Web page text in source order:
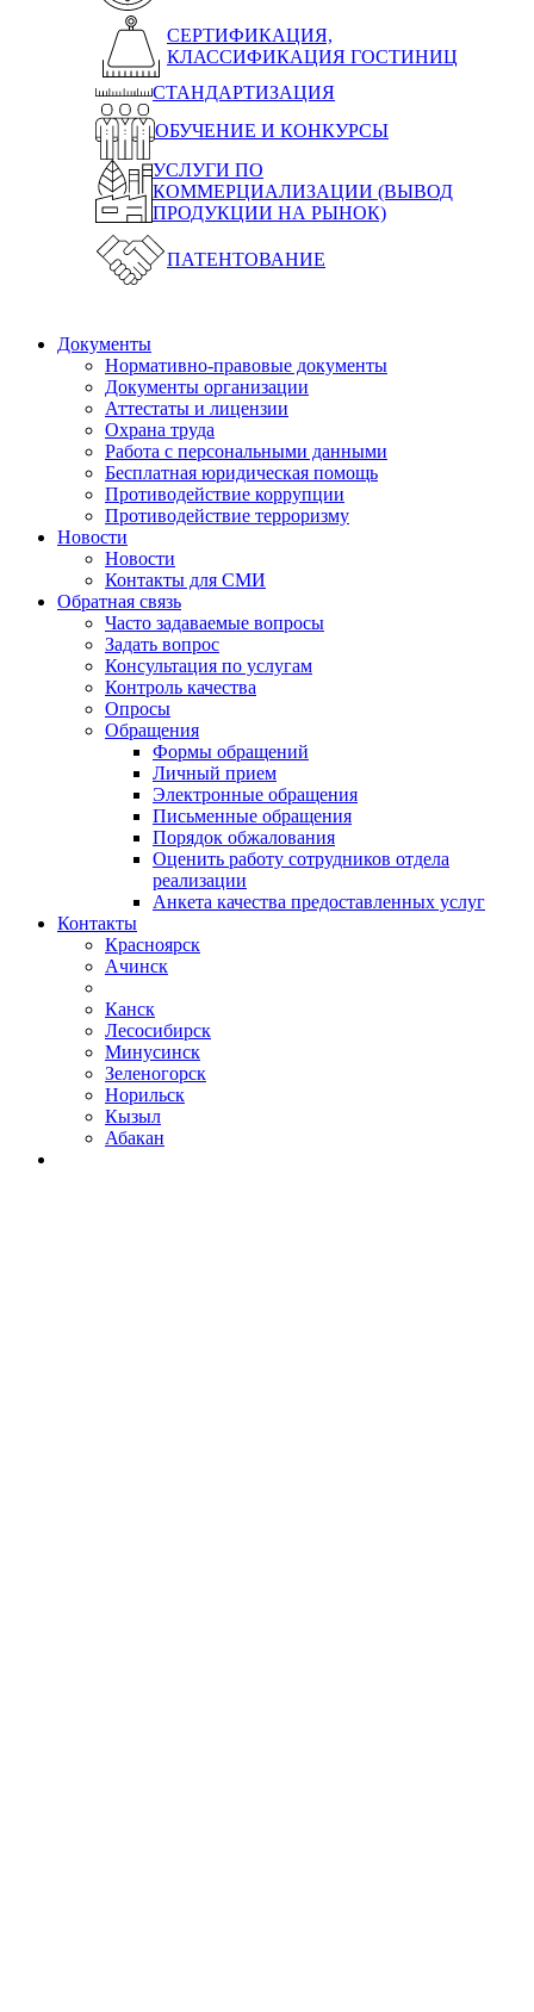
СЕРТИФИКАЦИЯ,
КЛАССИФИКАЦИЯ ГОСТИНИЦ
СТАНДАРТИЗАЦИЯ
ОБУЧЕНИЕ И КОНКУРСЫ
УСЛУГИ ПО
КОММЕРЦИАЛИЗАЦИИ (ВЫВОД
ПРОДУКЦИИ НА РЫНОК)
ПАТЕНТОВАНИЕ
Документы
Нормативно-правовые документы
Документы организации
Аттестаты и лицензии
Охрана труда
Работа с персональными данными
Бесплатная юридическая помощь
Противодействие коррупции
Противодействие терроризму
Новости
Новости
Контакты для СМИ
Обратная связь
Часто задаваемые вопросы
Задать вопрос
Консультация по услугам
Контроль качества
Опросы
Обращения
Формы обращений
Личный прием
Электронные обращения
Письменные обращения
Порядок обжалования
Оценить работу сотрудников отдела
реализации
Анкета качества предоставленных услуг
Контакты
Красноярск
Ачинск
Канск
Лесосибирск
Минусинск
Зеленогорск
Норильск
Кызыл
Абакан